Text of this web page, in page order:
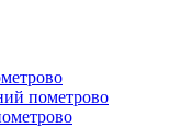
пометрово